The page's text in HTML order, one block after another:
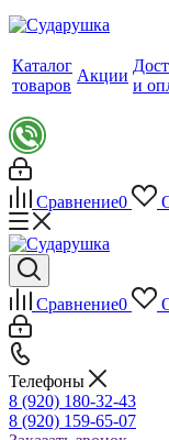
Каталог
товаров
Акции
и
Сравнение0
Сравнение0
Телефоны
8 (920) 180-32-43
8 (920) 159-65-07